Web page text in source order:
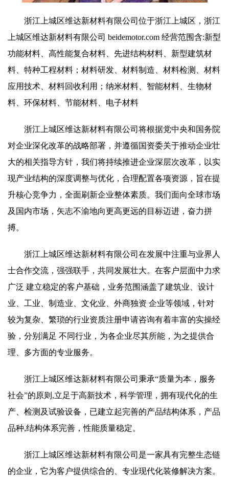
浙江上城区维达新材料有限公司位于浙江上城区，浙江
上城区维达新材料有限公司 beidemotor.com 经营范围含:新型
功能材料、高性能复合材料、先进结构材料、新型建筑材
料、特种工程材料；材料研发、材料制造、材料检测、材料
应用技术、材料回收利用；纳米材料、智能材料、生物材
料、环保材料、节能材料、电子材料
浙江上城区维达新材料有限公司将根据党中央和国务院
对企业深化改革的战略部署，并遵循国资委关于推动企业壮
大的相关指导方针，我们将持续推进企业深层次改革，以实
现产业结构的深度调整与优化，合理配置各项资源，旨在提
升核心竞争力，全面刷新企业整体素质。我们面向全球市场
及国内市场，矢志不渝地向更高更远的目标迈进，奋力拼
搏。
浙江上城区维达新材料有限公司在发展中注重与业界人
士合作交流，强强联手，共同发展壮大。在客户层面中力求
广泛 建立稳定的客户基础，业务范围涵盖了建筑业、设计
业、工业、制造业、文化业、外商独资 企业等领域，针对
较为复杂、繁琐的行业资质注册申请咨询有着丰富的实操经
验，分别满足 不同行业，为各企业尽其所能，为之提供合
理、多方面的专业服务。
浙江上城区维达新材料有限公司秉承“质量为本，服务
社会”的原则,立足于高新技术，科学管理，拥有现代化的生
产、检测及试验设备，已建立起完善的产品结构体系，产品
品种,结构体系完善，性能质量稳定。
浙江上城区维达新材料有限公司是一家具有完整生态链
的企业，它为客户提供综合的、专业现代化装修解决方案。